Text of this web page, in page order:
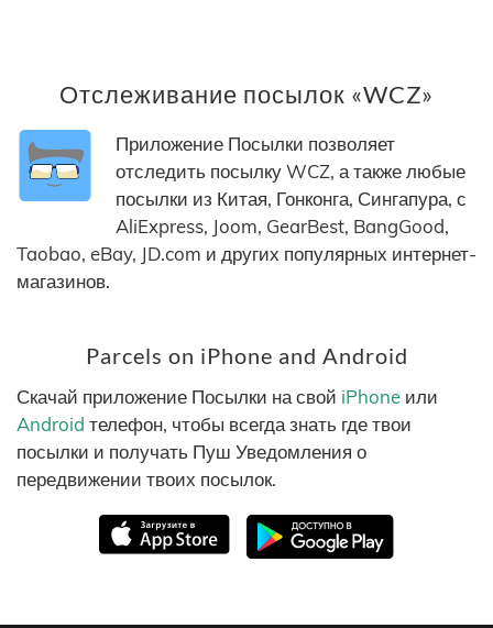
Отслеживание посылок «WCZ»
Приложение Посылки позволяет
отследить посылку WCZ, а также любые
посылки из Китая, Гонконга, Сингапура, с
AliExpress, Joom, GearBest, BangGood,
Taobao, eBay, JD.com и других популярных интернет-
магазинов.
Parcels on iPhone and Android
Скачай приложение Посылки на свой iPhone или
Android телефон, чтобы всегда знать где твои
посылки и получать Пуш Уведомления о
передвижении твоих посылок.